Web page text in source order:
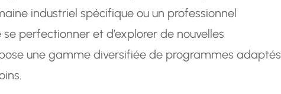
industriel spécifique ou un professionnel
perfectionner et d’explorer de nouvelles
une gamme diversifiée de programmes adaptés